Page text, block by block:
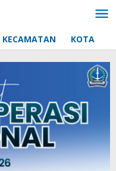
KECAMATAN KOTA